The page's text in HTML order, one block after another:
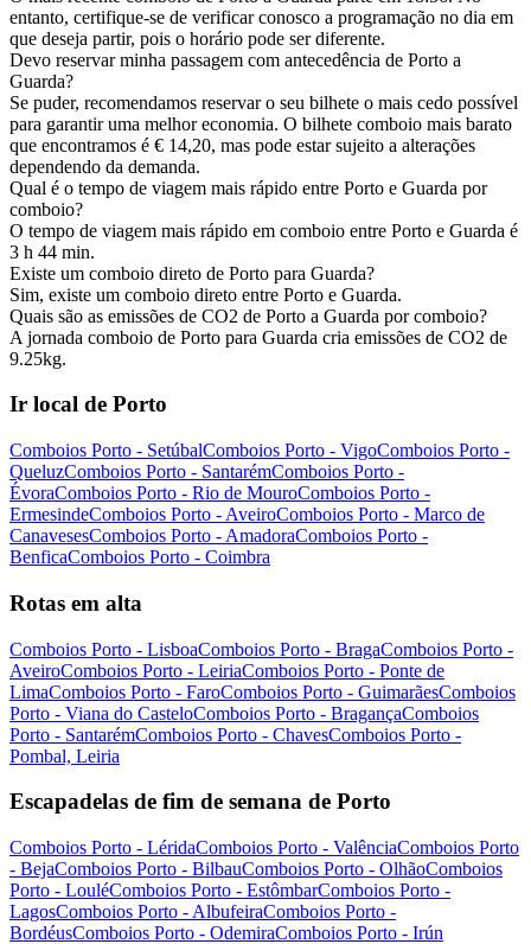
entanto, certifique-se de verificar conosco a programação no dia em
que deseja partir, pois o horário pode ser diferente.
Devo reservar minha passagem com antecedência de Porto a
Guarda?
Se puder, recomendamos reservar o seu bilhete o mais cedo possível
para garantir uma melhor economia. O bilhete comboio mais barato
que encontramos é € 14,20, mas pode estar sujeito a alterações
dependendo da demanda.
Qual é o tempo de viagem mais rápido entre Porto e Guarda por
comboio?
O tempo de viagem mais rápido em comboio entre Porto e Guarda é
3 h 44 min.
Existe um comboio direto de Porto para Guarda?
Sim, existe um comboio direto entre Porto e Guarda.
Quais são as emissões de CO2 de Porto a Guarda por comboio?
A jornada comboio de Porto para Guarda cria emissões de CO2 de
9.25kg.
Ir local de Porto
Comboios Porto - SetúbalComboios Porto - VigoComboios Porto -
QueluzComboios Porto - SantarémComboios Porto -
ÉvoraComboios Porto - Rio de MouroComboios Porto -
ErmesindeComboios Porto - AveiroComboios Porto - Marco de
CanavesesComboios Porto - AmadoraComboios Porto -
BenficaComboios Porto - Coimbra
Rotas em alta
Comboios Porto - LisboaComboios Porto - BragaComboios Porto -
AveiroComboios Porto - LeiriaComboios Porto - Ponte de
LimaComboios Porto - FaroComboios Porto - GuimarãesComboios
Porto - Viana do CasteloComboios Porto - BragançaComboios
Porto - SantarémComboios Porto - ChavesComboios Porto -
Pombal, Leiria
Escapadelas de fim de semana de Porto
Comboios Porto - LéridaComboios Porto - ValênciaComboios Porto
- BejaComboios Porto - BilbauComboios Porto - OlhãoComboios
Porto - LouléComboios Porto - EstômbarComboios Porto -
LagosComboios Porto - AlbufeiraComboios Porto -
BordéusComboios Porto - OdemiraComboios Porto - Irún